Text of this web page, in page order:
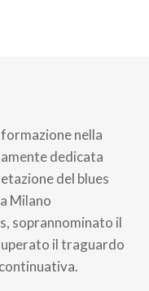
nella
dedicata
del blues
Milano
soprannominato il
il traguardo